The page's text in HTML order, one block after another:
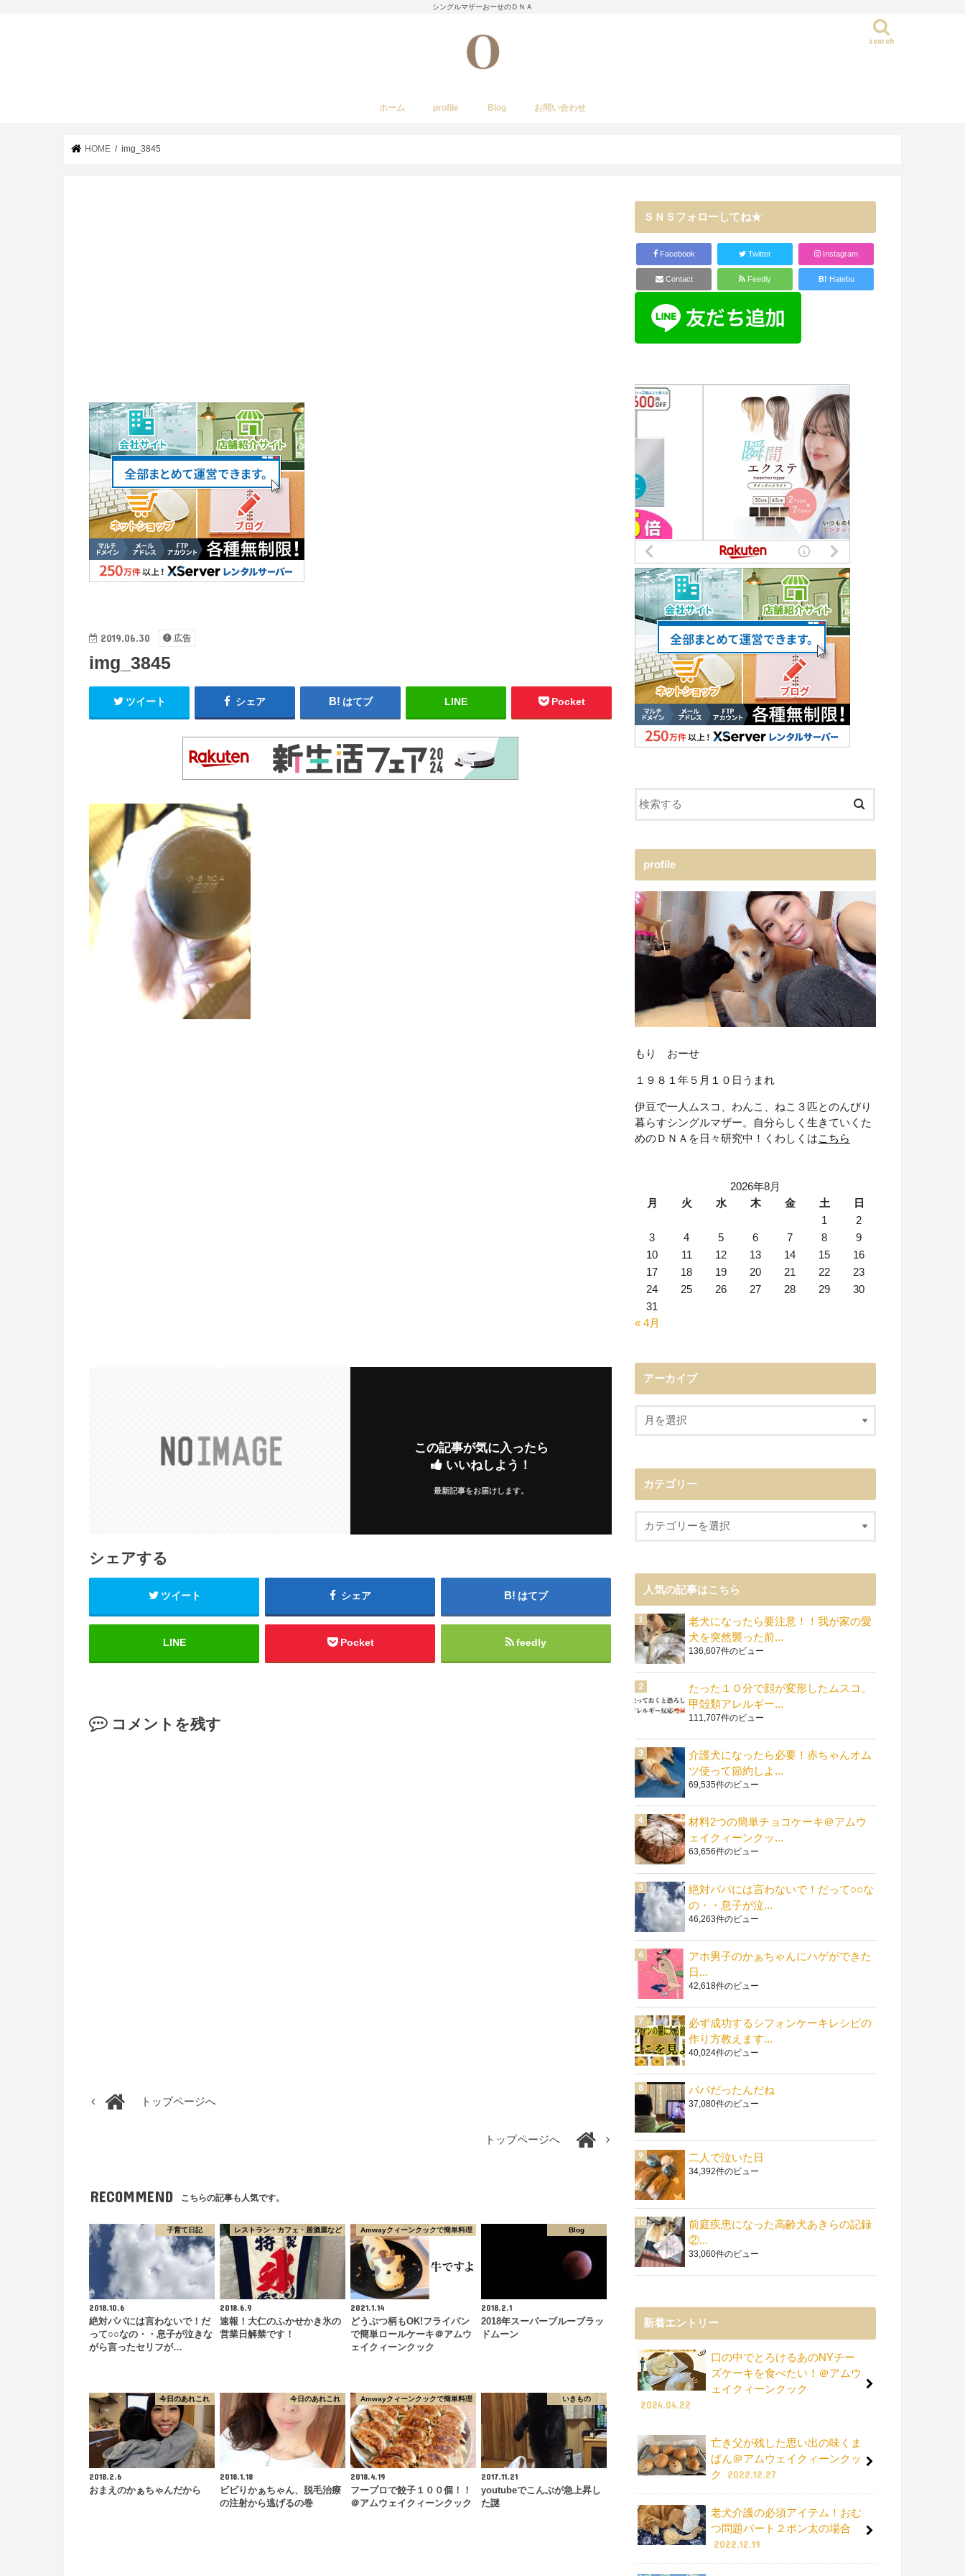
シングルマザーおーせのＤＮＡ
search
ホーム profile Blog お問い合わせ
HOME img_3845
2019.06.30 広告
img_3845
ツイート シェア はてブ LINE Pocket
この記事が気に入ったら
いいねしよう！
最新記事をお届けします。
シェアする
ツイート シェア はてブ
LINE Pocket feedly
コメントを残す
トップページへ
トップページへ
RECOMMEND こちらの記事も人気です。
子育て日記
2018.10.6
絶対パパには言わないで！だ
って○○なの・・息子が泣きな
がら言ったセリフが…
レストラン・カフェ・居酒屋など
2018.6.9
速報！大仁のふかせかき氷の
営業日解禁です！
Amwayクィーンクックで簡単料理
2021.1.14
どうぶつ柄もOK!フライパン
で簡単ロールケーキ＠アムウ
ェイクィーンクック
Blog
2018.2.1
2018年スーパーブルーブラッ
ドムーン
今日のあれこれ
2018.2.6
おまえのかぁちゃんだから
今日のあれこれ
2018.1.18
ビビりかぁちゃん、脱毛治療
の注射から逃げるの巻
Amwayクィーンクックで簡単料理
2018.4.19
フープロで餃子１００個！！
＠アムウェイクィーンクック
いきもの
2017.11.21
youtubeでこんぶが急上昇し
た謎
ＳＮＳフォローしてね★
Facebook Twitter Instagram
Contact Feedly B! Hatebu
profile
もり おーせ
１９８１年５月１０日うまれ
伊豆で一人ムスコ、わんこ、ねこ３匹とのんびり
暮らすシングルマザー。自分らしく生きていくた
めのＤＮＡを日々研究中！くわしくはこちら
2026年8月
月
火 水 木 金 土
日
1
2
3
4 5 6 7 8
9
10
11 12 13 14 15
16
17
18 19 20 21 22
23
24
25 26 27 28 29
30
31
« 4月
アーカイブ
カテゴリー
人気の記事はこちら
老犬になったら要注意！！我が家の愛
犬を突然襲った前...
136,607件のビュー
たった１０分で顔が変形したムスコ。
甲殻類アレルギー...
111,707件のビュー
介護犬になったら必要！赤ちゃんオム
ツ使って節約しよ...
69,535件のビュー
材料2つの簡単チョコケーキ＠アムウ
ェイクィーンクッ...
63,656件のビュー
絶対パパには言わないで！だって○○な
の・・息子が泣...
46,263件のビュー
アホ男子のかぁちゃんにハゲができた
日...
42,618件のビュー
必ず成功するシフォンケーキレシピの
作り方教えます...
40,024件のビュー
パパだったんだね
37,080件のビュー
二人で泣いた日
34,392件のビュー
前庭疾患になった高齢犬あきらの記録
②...
33,060件のビュー
新着エントリー
口の中でとろけるあのNYチー
ズケーキを食べたい！＠アムウ
ェイクィーンクック
2024.04.22
亡き父が残した思い出の味くま
ぱん＠アムウェイクィーンクッ
ク
2022.12.27
老犬介護の必須アイテム！おむ
つ問題パート２ポン太の場合
2022.12.19